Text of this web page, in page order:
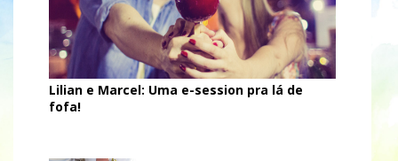
Lilian e Marcel: Uma e-session pra lá de
fofa!